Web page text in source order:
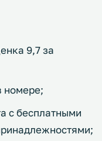
9,7 за
номере;
с бесплатными